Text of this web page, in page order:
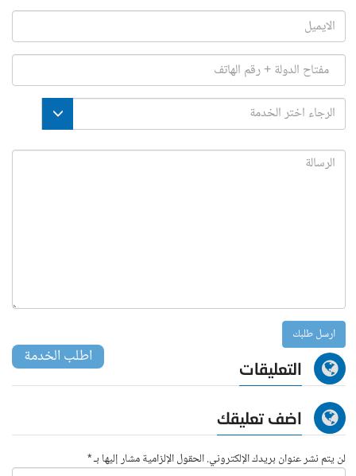
اطلب الخدمة التعليقات
اضف تعليقك
لن يتم نشر عنوان بريدك الإلكتروني. الحقول الإلزامية مشار إليها بـ *